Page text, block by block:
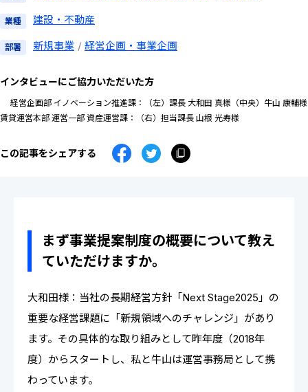
ログイン
エキスパート（グローバル版）
クライアントポータル
業種 建設・不動産
部署 新規事業 経営企画・事業企画
インタビューにご協力いただいた方
経営企画部 イノベーション推進課：（左）課長 大和田 真様（中央）牛山 康輔様
賃貸運営本部 運営一部 資産運営課：（右）担当課長 山根 光寿様
この記事をシェアする
まず事業提案制度の概要について教え
ていただけますか。
大和田様：当社の長期経営方針「Next Stage2025」の
重要な経営課題に「新規領域へのチャレンジ」があり
ます。その具体的な取り組みとして昨年度（2018年
度）からスタートし、私と牛山は運営事務局として携
わっています。